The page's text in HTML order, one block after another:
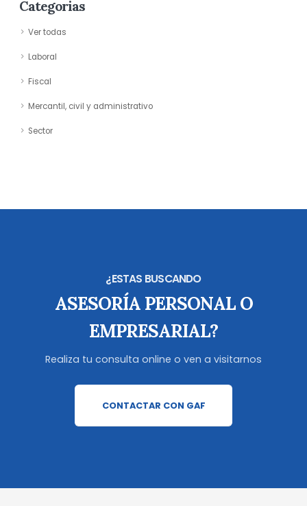
Categorias
Ver todas
Laboral
Fiscal
Mercantil, civil y administrativo
Sector
¿ESTAS BUSCANDO
ASESORÍA PERSONAL O
EMPRESARIAL?
Realiza tu consulta online o ven a visitarnos
CONTACTAR CON GAF